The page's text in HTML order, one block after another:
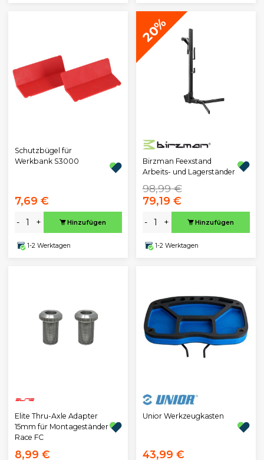
Schutzbügel für
Werkbank S3000
7,69 €
- + Hinzufügen
1-2 Werktagen
20%
Birzman Feexstand
Arbeits- und Lagerständer
98,99 €
79,19 €
- + Hinzufügen
1-2 Werktagen
Elite Thru-Axle Adapter
15mm für Montageständer
Race FC
8,99 €
Unior Werkzeugkasten
43,99 €